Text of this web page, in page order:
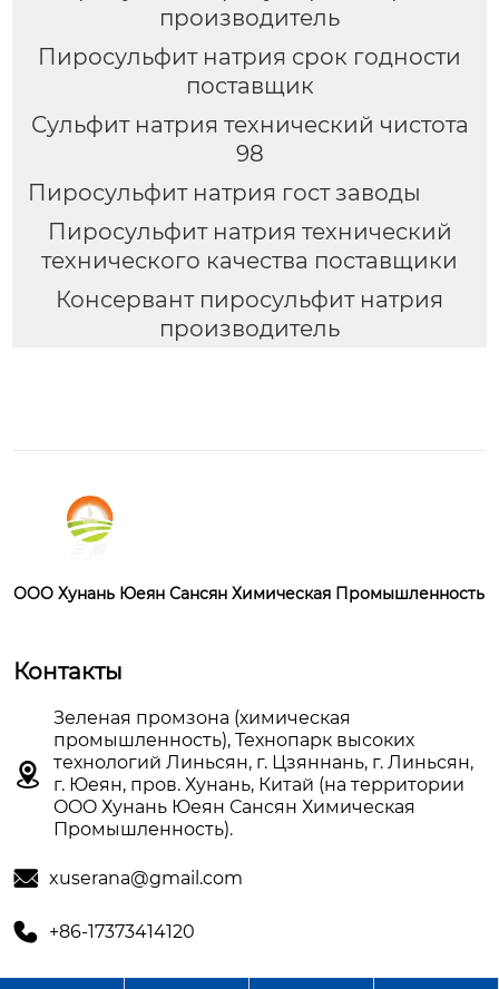
производитель
Пиросульфит натрия срок годности
поставщик
Сульфит натрия технический чистота
98
Пиросульфит натрия гост заводы
Пиросульфит натрия технический
технического качества поставщики
Консервант пиросульфит натрия
производитель
OOO Хунань Юеян Сансян Химическая Промышленность
Контакты

Зеленая промзона (химическая
промышленность), Технопарк высоких
технологий Линьсян, г. Цзяннань, г. Линьсян,
г. Юеян, пров. Хунань, Китай (на территории
OOO Хунань Юеян Сансян Химическая
Промышленность).
 xuserana@gmail.com
 +86-17373414120